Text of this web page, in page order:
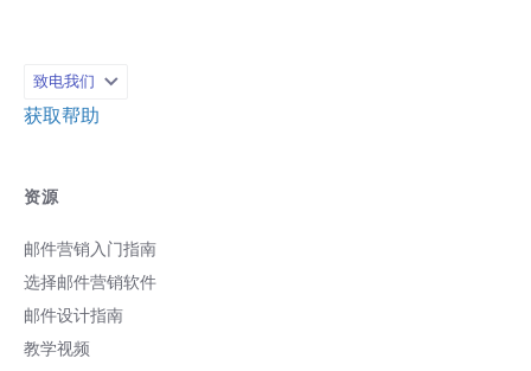
致电我们
获取帮助
资源
邮件营销入门指南
选择邮件营销软件
邮件设计指南
教学视频